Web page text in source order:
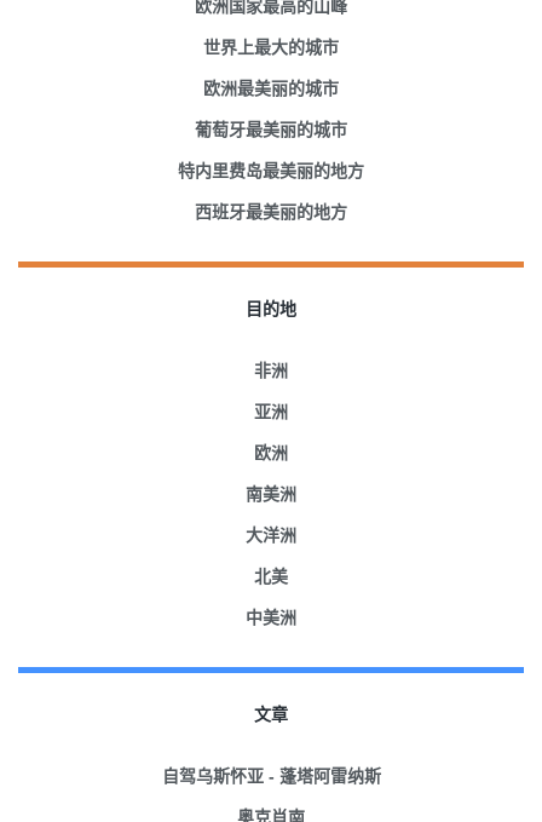
欧洲国家最高的山峰
世界上最大的城市
欧洲最美丽的城市
葡萄牙最美丽的城市
特内里费岛最美丽的地方
西班牙最美丽的地方
目的地
非洲
亚洲
欧洲
南美洲
大洋洲
北美
中美洲
文章
自驾乌斯怀亚 - 蓬塔阿雷纳斯
奥克肖南